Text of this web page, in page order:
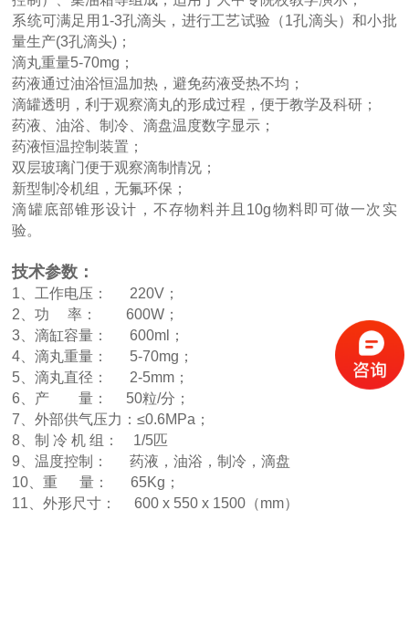
系统可满足用1-3孔滴头，进行工艺试验（1孔滴头）和小批
量生产(3孔滴头)；
滴丸重量5-70mg；
药液通过油浴恒温加热，避免药液受热不均；
滴罐透明，利于观察滴丸的形成过程，便于教学及科研；
药液、油浴、制冷、滴盘温度数字显示；
药液恒温控制装置；
双层玻璃门便于观察滴制情况；
新型制冷机组，无氟环保；
滴罐底部锥形设计，不存物料并且10g物料即可做一次实
验。
技术参数：
1、工作电压： 220V；
2、功 率： 600W；
3、滴缸容量： 600ml；
4、滴丸重量： 5-70mg；
5、滴丸直径： 2-5mm；
6、产 量： 50粒/分；
7、外部供气压力：≤0.6MPa；
8、制 冷 机 组： 1/5匹
9、温度控制： 药液，油浴，制冷，滴盘
10、重 量： 65Kg；
11、外形尺寸： 600 x 550 x 1500（mm）